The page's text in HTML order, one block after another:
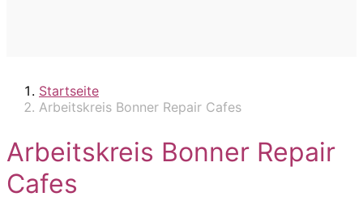
Startseite
Arbeitskreis Bonner Repair Cafes
Arbeitskreis Bonner Repair
Cafes